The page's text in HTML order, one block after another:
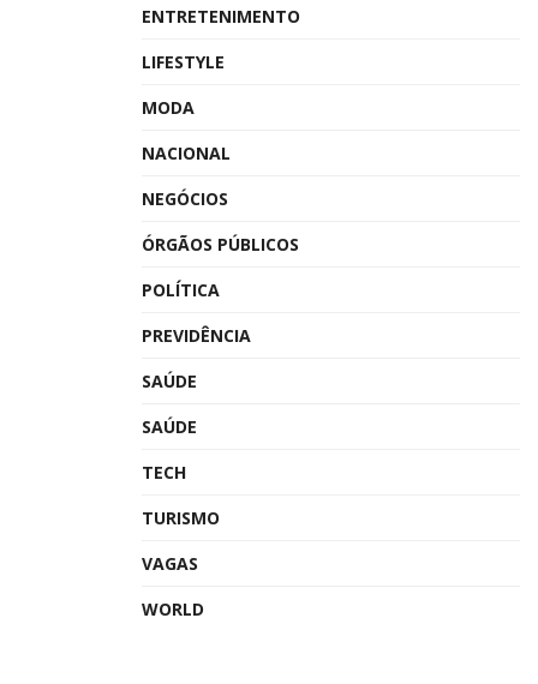
ENTRETENIMENTO
LIFESTYLE
MODA
NACIONAL
NEGÓCIOS
ÓRGÃOS PÚBLICOS
POLÍTICA
PREVIDÊNCIA
SAÚDE
SAÚDE
TECH
TURISMO
VAGAS
WORLD